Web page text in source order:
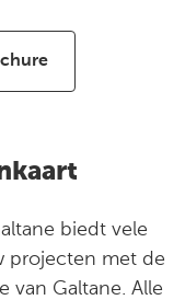
biedt vele
projecten met de
van Galtane. Alle